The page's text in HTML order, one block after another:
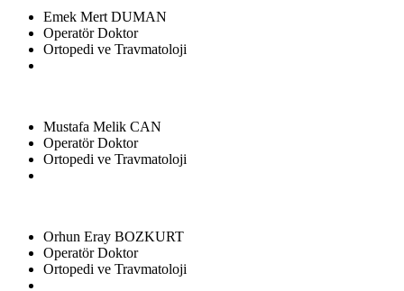
Emek Mert DUMAN
Operatör Doktor
Ortopedi ve Travmatoloji
Mustafa Melik CAN
Operatör Doktor
Ortopedi ve Travmatoloji
Orhun Eray BOZKURT
Operatör Doktor
Ortopedi ve Travmatoloji